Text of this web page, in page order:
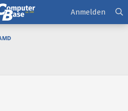
Anmelden